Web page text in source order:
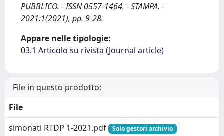
PUBBLICO. - ISSN 0557-1464. - STAMPA. -
2021:1(2021), pp. 9-28.
Appare nelle tipologie:
03.1 Articolo su rivista (Journal article)
File in questo prodotto:
File
simonati RTDP 1-2021.pdf
Solo gestori archivio